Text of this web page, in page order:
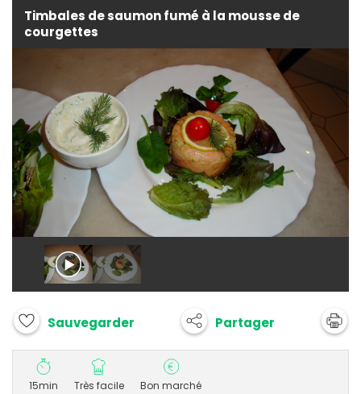
Timbales de saumon fumé à la mousse de
courgettes
Sauvegarder Partager
15min Très facile Bon marché